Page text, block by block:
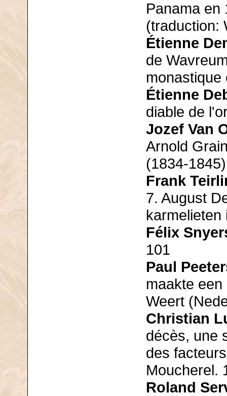
Panama en
(traduction:
Étienne
de
monastique
Étienne
diable de
Jozef Van
Arnold
(1834-
Frank
7. August
karmelieten
Félix
101
Paul
maakte
Weert
Christian
décès, une
des
Moucherel.
Roland